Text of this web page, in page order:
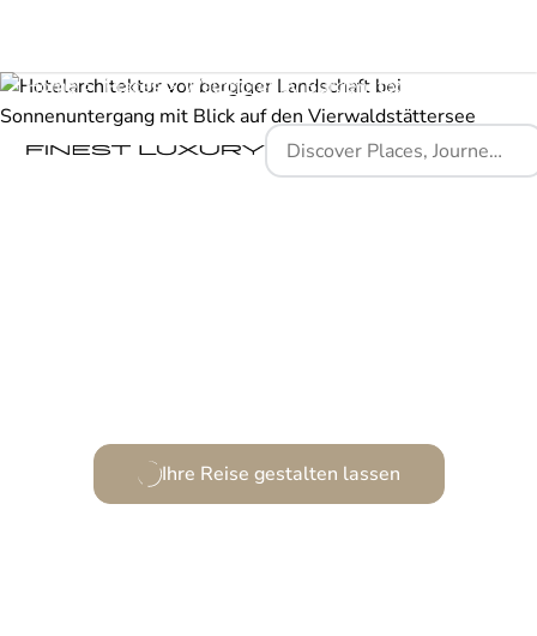
Home Places Waldhotel by Bürgenstock Lake Lucerne
Ihre Reise gestalten lassen